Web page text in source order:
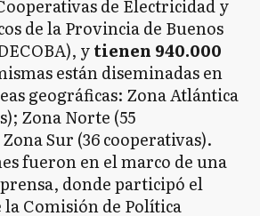
de Electricidad y
de la Provincia de Buenos
ytienen 940.000
están diseminadas en
geográficas: Zona Atlántica
Zona Norte (55
Sur (36 cooperativas).
fueron en el marco de una
donde participó el
Comisión de Política